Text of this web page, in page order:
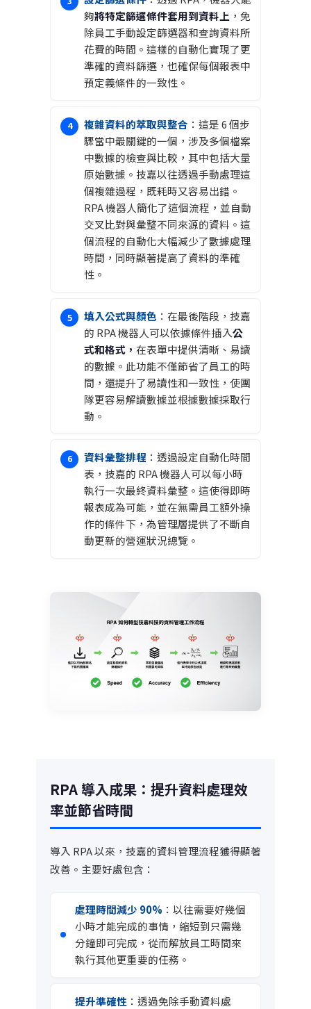
夠將特定篩選條件套用到資料上 ，免
除員工手動設定篩選器和查詢資料所
花費的時間。這樣的自動化實現了更
準確的資料篩選，也確保每個報表中
預定義條件的一致性。
複雜資料的萃取與整合 ：這是 6 個步
驟當中最關鍵的一個，涉及多個檔案
中數據的檢查與比較，其中包括大量
原始數據。技嘉以往透過手動處理這
個複雜過程，既耗時又容易出錯。
RPA 機器人簡化了這個流程，並自動
交叉比對與彙整不同來源的資料。這
個流程的自動化大幅減少了數據處理
時間，同時顯著提高了資料的準確
性。
填入公式與顏色 ：在最後階段，技嘉
的 RPA 機器人可以依據條件插入公
式和格式， 在表單中提供清晰、易讀
的數據。此功能不僅節省了員工的時
間，還提升了易讀性和一致性，使團
隊更容易解讀數據並根據數據採取行
動。
資料彙整排程 ：透過設定自動化時間
表，技嘉的 RPA 機器人可以每小時
執行一次最終資料彙整。這使得即時
報表成為可能，並在無需員工額外操
作的條件下，為管理層提供了不斷自
動更新的營運狀況總覽。
RPA 導入成果：提升資料處理效
率並節省時間
導入 RPA 以來，技嘉的資料管理流程獲得顯著
改善。主要好處包含：
處理時間減少 90% ：以往需要好幾個
小時才能完成的事情，縮短到只需幾
分鐘即可完成，從而解放員工時間來
執行其他更重要的任務。
提升準確性 ：透過免除手動資料處